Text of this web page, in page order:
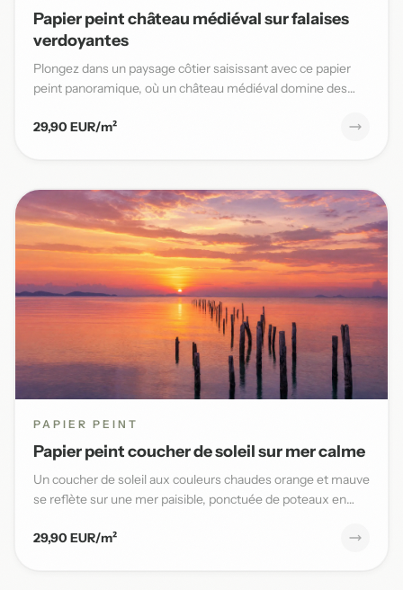
Papier peint château médiéval sur falaises
verdoyantes
Plongez dans un paysage côtier saisissant avec ce papier
peint panoramique, où un château médiéval domine des
29,90 EUR/m²
PAPIER PEINT
Papier peint coucher de soleil sur mer calme
Un coucher de soleil aux couleurs chaudes orange et mauve
se reflète sur une mer paisible, ponctuée de poteaux en
29,90 EUR/m²